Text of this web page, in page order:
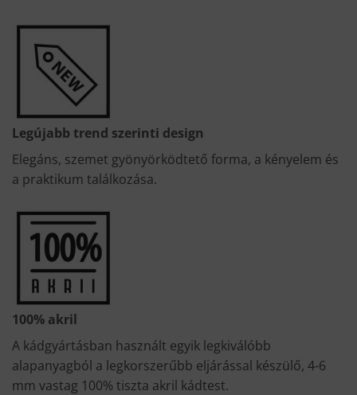
Legújabb trend szerinti design
Elegáns, szemet gyönyörködtető forma, a kényelem és
a praktikum találkozása.
100% akril
A kádgyártásban használt egyik legkiválóbb
alapanyagból a legkorszerűbb eljárással készülő, 4-6
mm vastag 100% tiszta akril kádtest.